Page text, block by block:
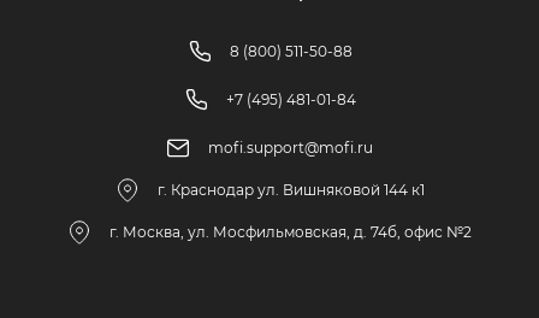
8 (800) 511-50-88
+7 (495) 481-01-84
mofi.support@mofi.ru
г. Краснодар ул. Вишняковой 144 к1
г. Москва, ул. Мосфильмовская, д. 74б, офис №2